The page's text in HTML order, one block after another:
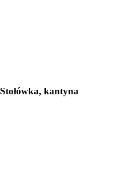
Stołówka, kantyna